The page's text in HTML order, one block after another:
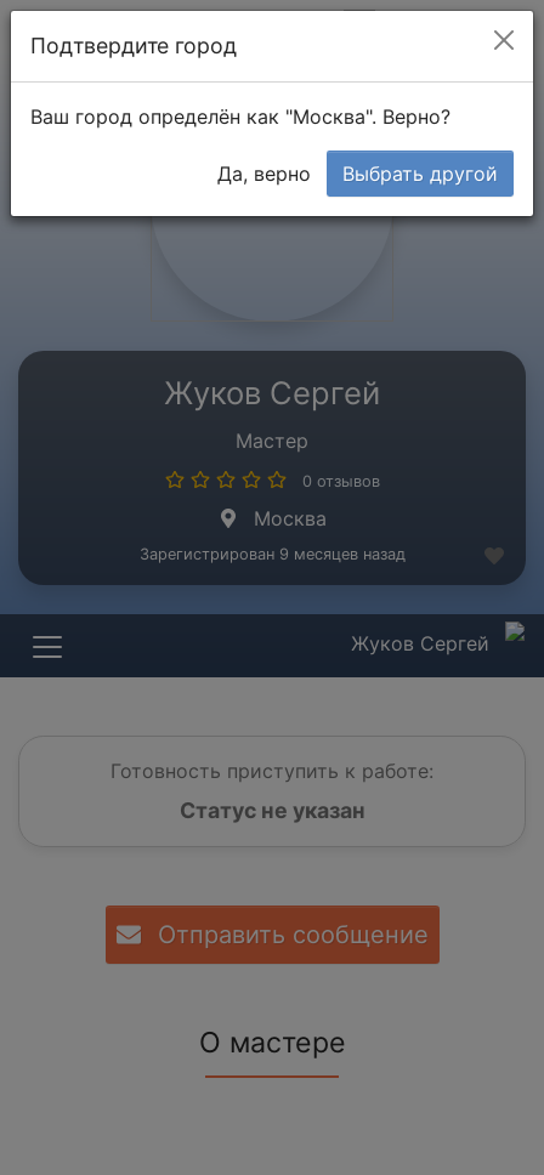
Жуков Сергей
Мастер
0 отзывов
Москва
Зарегистрирован 9 месяцев назад
Жуков Сергей
Готовность приступить к работе:
Статус не указан
Отправить сообщение
О мастере
Подтвердите город
Ваш город определён как "Москва". Верно?
Да, верно Выбрать другой